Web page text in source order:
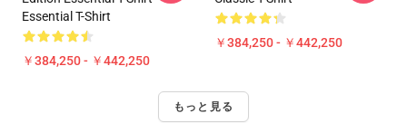
Essential T-Shirt
￥384,250 - ￥442,250
￥384,250 - ￥442,250
もっと見る